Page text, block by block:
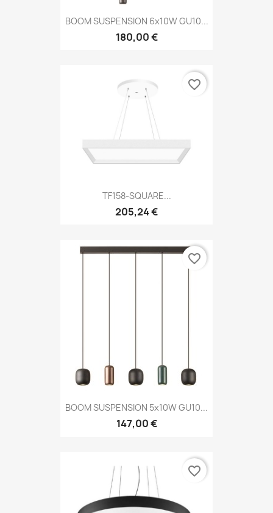
BOOM SUSPENSION 6x10W GU10...
180,00 €
TF158-SQUARE...
205,24 €
favorite_border
BOOM SUSPENSION 5x10W GU10...
147,00 €
favorite_border
favorite_border